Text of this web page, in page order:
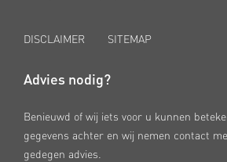
DISCLAIMER SITEMAP
Advies nodig?
Benieuwd of wij iets voor u kunnen
gegevens achter en wij nemen contact
gedegen advies.